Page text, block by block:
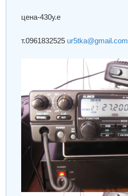
цена-430у.е
т.0961832525 ur5tka@gmail.com